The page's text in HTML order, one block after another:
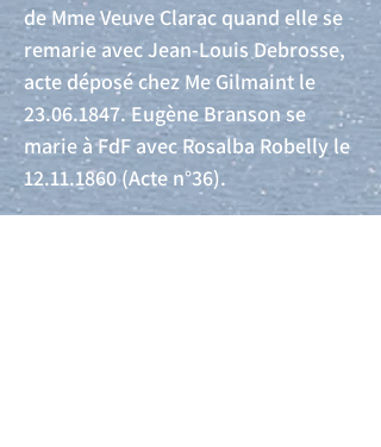
de Mme Veuve Clarac quand elle se
remarie avec Jean-Louis Debrosse,
acte déposé chez Me Gilmaint le
23.06.1847. Eugène Branson se
marie à FdF avec Rosalba Robelly le
12.11.1860(Acte n°36).